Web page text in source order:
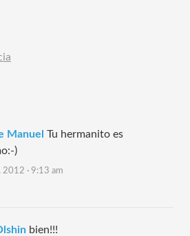
Manuel Tu hermanito es
)
2012 · 9:13 am
bien!!!